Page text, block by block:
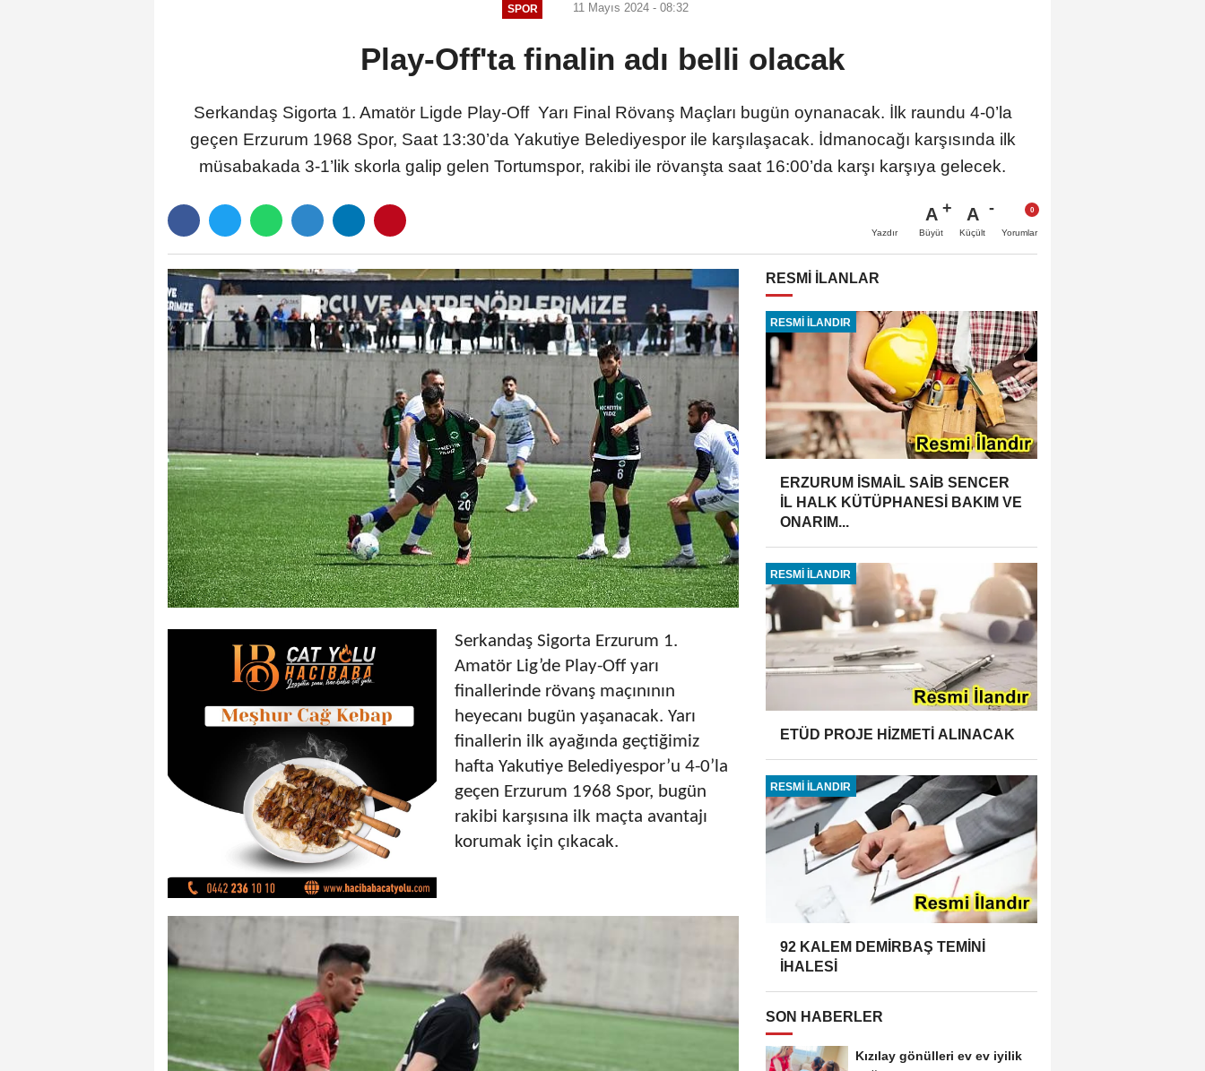
SPOR 11 Mayıs 2024 - 08:32
Play-Off'ta finalin adı belli olacak
Serkandaş Sigorta 1. Amatör Ligde Play-Off Yarı Final Rövanş Maçları bugün oynanacak. İlk raundu 4-0’la
geçen Erzurum 1968 Spor, Saat 13:30’da Yakutiye Belediyespor ile karşılaşacak. İdmanocağı karşısında ilk
müsabakada 3-1’lik skorla galip gelen Tortumspor, rakibi ile rövanşta saat 16:00’da karşı karşıya gelecek.
Yazdır
A
Büyüt
A
Küçült Yorumlar
Serkandaş Sigorta Erzurum 1.
Amatör Lig’de Play-Off yarı
finallerinde rövanş maçınının
heyecanı bugün yaşanacak. Yarı
finallerin ilk ayağında geçtiğimiz
hafta Yakutiye Belediyespor’u 4-0’la
geçen Erzurum 1968 Spor, bugün
rakibi karşısına ilk maçta avantajı
korumak için çıkacak.
RESMİ İLANLAR
RESMİ İLANDIR
ERZURUM İSMAİL SAİB SENCER
İL HALK KÜTÜPHANESİ BAKIM VE
ONARIM...
RESMİ İLANDIR
ETÜD PROJE HİZMETİ ALINACAK
RESMİ İLANDIR
92 KALEM DEMİRBAŞ TEMİNİ
İHALESİ
SON HABERLER
Kızılay gönülleri ev ev iyilik